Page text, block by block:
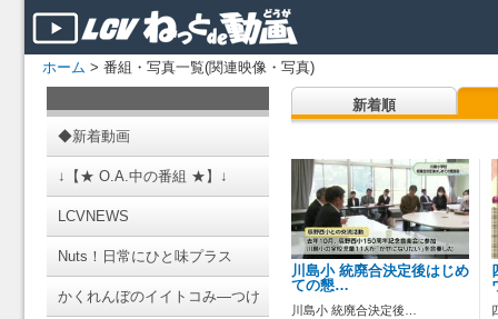
ホーム > 番組・写真一覧(関連映像・写真)
◆新着動画
↓【★ O.A.中の番組 ★】↓
LCVNEWS
Nuts！日常にひと味プラス
かくれんぼのイイトコみ―つけ
新着順
川島小 統廃合決定後はじめ
ての懇…
川島小 統廃合決定後…